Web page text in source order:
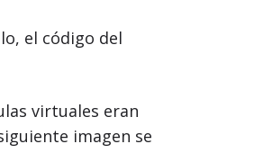
el código del
virtuales eran
imagen se